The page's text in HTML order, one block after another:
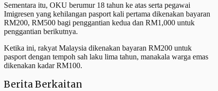
Sementara itu, OKU berumur 18 tahun ke atas serta pegawai
Imigresen yang kehilangan pasport kali pertama dikenakan bayaran
RM200, RM500 bagi penggantian kedua dan RM1,000 untuk
penggantian berikutnya.
Ketika ini, rakyat Malaysia dikenakan bayaran RM200 untuk
pasport dengan tempoh sah laku lima tahun, manakala warga emas
dikenakan kadar RM100.
Berita Berkaitan